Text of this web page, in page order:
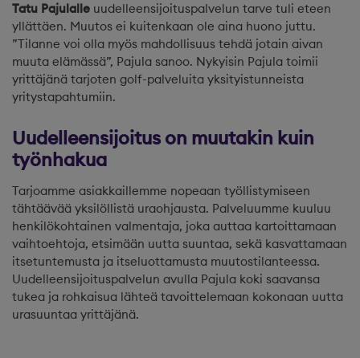
Tatu Pajulalle uudelleensijoituspalvelun tarve tuli eteen
yllättäen. Muutos ei kuitenkaan ole aina huono juttu.
”Tilanne voi olla myös mahdollisuus tehdä jotain aivan
muuta elämässä”, Pajula sanoo. Nykyisin Pajula toimii
yrittäjänä tarjoten golf-palveluita yksityistunneista
yritystapahtumiin.
Uudelleensijoitus on muutakin kuin
työnhakua
Tarjoamme asiakkaillemme nopeaan työllistymiseen
tähtäävää yksilöllistä uraohjausta. Palveluumme kuuluu
henkilökohtainen valmentaja, joka auttaa kartoittamaan
vaihtoehtoja, etsimään uutta suuntaa, sekä kasvattamaan
itsetuntemusta ja itseluottamusta muutostilanteessa.
Uudelleensijoituspalvelun avulla Pajula koki saavansa
tukea ja rohkaisua lähteä tavoittelemaan kokonaan uutta
urasuuntaa yrittäjänä.